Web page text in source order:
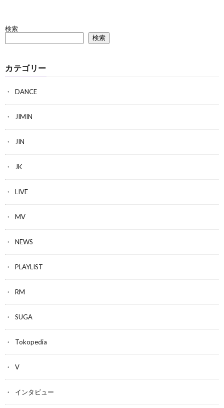
検索
検索
カテゴリー
DANCE
JIMIN
JIN
JK
LIVE
MV
NEWS
PLAYLIST
RM
SUGA
Tokopedia
V
インタビュー